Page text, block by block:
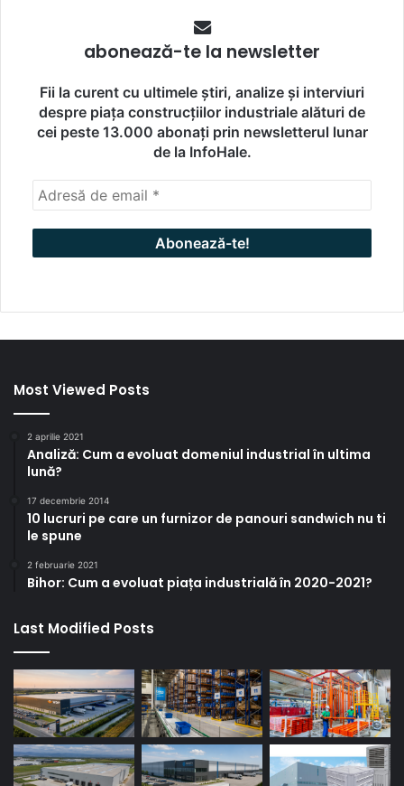
abonează-te la newsletter
Fii la curent cu ultimele știri, analize și interviuri
despre piața construcțiilor industriale alături de
cei peste 13.000 abonați prin newsletterul lunar
de la InfoHale.
Most Viewed Posts
2 aprilie 2021
Analiză: Cum a evoluat domeniul industrial în ultima
lună?
17 decembrie 2014
10 lucruri pe care un furnizor de panouri sandwich nu ti
le spune
2 februarie 2021
Bihor: Cum a evoluat piața industrială în 2020-2021?
Last Modified Posts